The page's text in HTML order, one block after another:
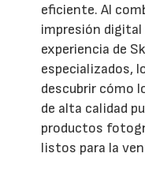
eficiente. Al
impresión digital
experiencia de
especializados,
descubrir cómo
de alta calidad
productos
listos para la